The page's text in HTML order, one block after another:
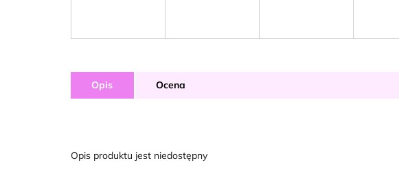
Opis Ocena
Opis produktu jest niedostępny